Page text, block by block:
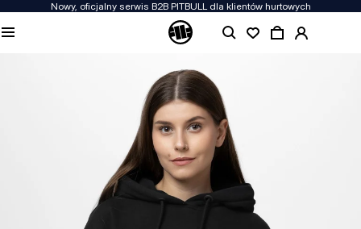
Nowy, oficjalny serwis B2B PITBULL dla klientów hurtowych